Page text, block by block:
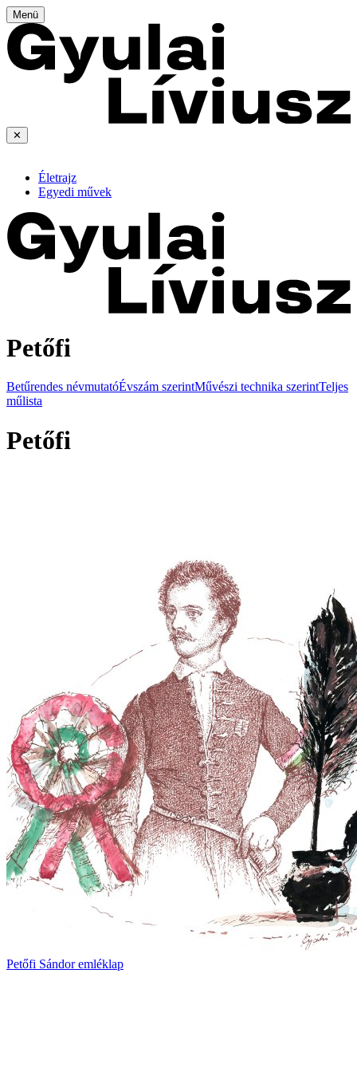
Menü
✕
Életrajz
Egyedi művek
Petőfi
Betűrendes névmutatóÉvszám szerintMűvészi technika szerintTeljes
műlista
Petőfi
Petőfi Sándor emléklap